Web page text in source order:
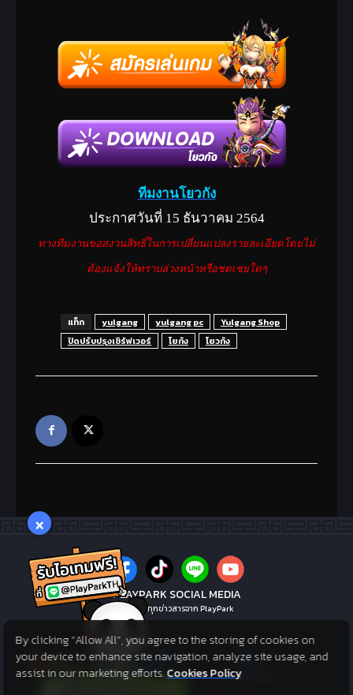
ทีมงานโยวกัง
ประกาศวันที่ 15 ธันวาคม 2564
ทางทีมงานขอสงวนสิทธิ์ในการเปลี่ยนแปลงรายละเอียดโดยไม่
ต้องแจ้งให้ทราบล่วงหน้าหรือชดเชยใดๆ
แท็ก yulgang yulgang pc
Yulgang Shop
ปิดปรับปรุงเซิร์ฟเวอร์
โยกัง โยวกัง
PLAYPARK SOCIAL MEDIA
ไม่พลาดทุกข่าวสารจาก PlayPark
By clicking “Allow All”, you agree to the storing of cookies on
your device to enhance site navigation, analyze site usage, and
assist in our marketing efforts.Cookies Policy
×